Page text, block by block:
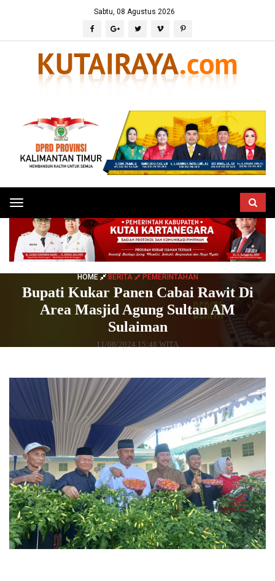
Sabtu, 08 Agustus 2026
Toggle
navigation
HOME BERITA PEMERINTAHAN
Bupati Kukar Panen Cabai Rawit Di
Area Masjid Agung Sultan AM
Sulaiman
11/08/2024 15:48 WITA